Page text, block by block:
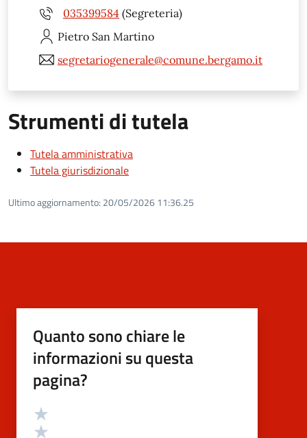
035399584 (Segreteria)
Pietro San Martino
segretariogenerale@comune.bergamo.it
Strumenti di tutela
Tutela amministrativa
Tutela giurisdizionale
Ultimo aggiornamento: 20/05/2026 11:36.25
Quanto sono chiare le
informazioni su questa
pagina?
Valutazione